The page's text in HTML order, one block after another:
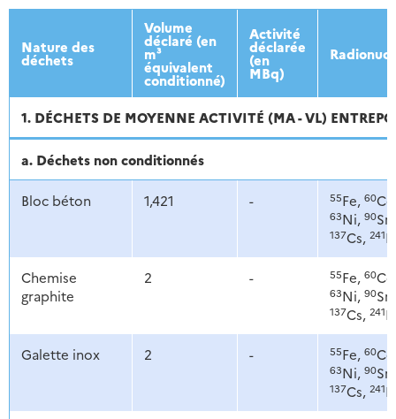
2013 2014 2015 2016
Nature des
déchets
Volume
déclaré (en
m³
équivalent
conditionné)
Activité
déclarée
(en
MBq)
1. DÉCHETS DE MOYENNE ACTIVITÉ (MA - VL)
a. Déchets non conditionnés
Bloc béton 1,421 - 55Fe, 60
63Ni, 90Sr,
137Cs, 241
Chemise
graphite
2 - 55Fe, 60
63Ni, 90Sr,
137Cs, 241
Galette inox 2 - 55Fe, 60
63Ni, 90Sr,
137Cs, 241